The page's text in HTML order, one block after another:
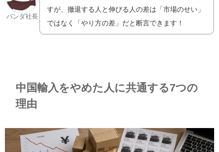
パンダ社長
すが、撤退する人と伸びる人の差は「市場のせい」
ではなく「やり方の差」だと断言できます！
中国輸入をやめた人に共通する7つの
理由